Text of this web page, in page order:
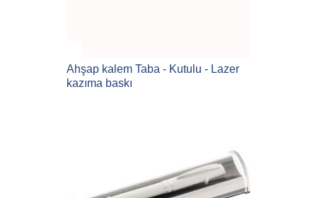
Ahşap kalem Taba - Kutulu - Lazer
kazıma baskı